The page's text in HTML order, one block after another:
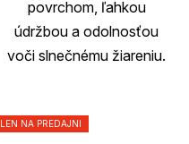
povrchom, ľahkou
údržbou a odolnosťou
voči slnečnému žiareniu.
LEN NA PREDAJNI